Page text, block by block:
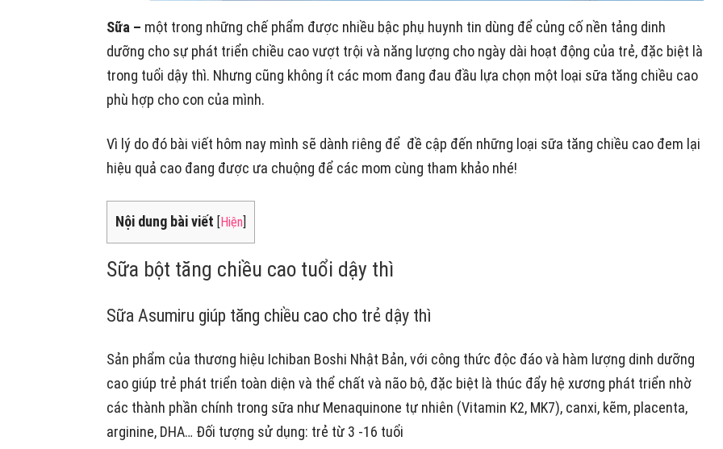
Sữa – một trong những chế phẩm được nhiều bậc phụ huynh tin dùng để củng cố nền tảng dinh
dưỡng cho sự phát triển chiều cao vượt trội và năng lượng cho ngày dài hoạt động của trẻ, đặc biệt là
trong tuổi dậy thì. Nhưng cũng không ít các mom đang đau đầu lựa chọn một loại sữa tăng chiều cao
phù hợp cho con của mình.
Vì lý do đó bài viết hôm nay mình sẽ dành riêng để đề cập đến những loại sữa tăng chiều cao đem lại
hiệu quả cao đang được ưa chuộng để các mom cùng tham khảo nhé!
Nội dung bài viết [Hiện]
Sữa bột tăng chiều cao tuổi dậy thì
Sữa Asumiru giúp tăng chiều cao cho trẻ dậy thì
Sản phẩm của thương hiệu Ichiban Boshi Nhật Bản, với công thức độc đáo và hàm lượng dinh dưỡng
cao giúp trẻ phát triển toàn diện và thể chất và não bộ, đặc biệt là thúc đẩy hệ xương phát triển nhờ
các thành phần chính trong sữa như Menaquinone tự nhiên (Vitamin K2, MK7), canxi, kẽm, placenta,
arginine, DHA… Đối tượng sử dụng: trẻ từ 3 -16 tuổi